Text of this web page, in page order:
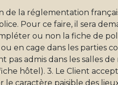
de la réglementation
Pour ce faire, il sera
ou non la fiche de
en cage dans les parties
pas admis dans les salles
hôtel). 3. Le Client
le caractère paisible des